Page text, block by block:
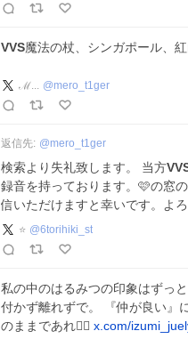
VVS魔法の杖、シンガポール、
ℳ... @mero_t1ger
返信先: @mero_t1ger
検索より失礼致します。 当方
録音を持っております。🩷の窓
信いただけますと幸いです。よ
⭐️ @6torihiki_st
私の中のはるみつの印象はずっ
付かず離れずで。 『仲が良い』
のままであれ🙂‍↕️ x.com/